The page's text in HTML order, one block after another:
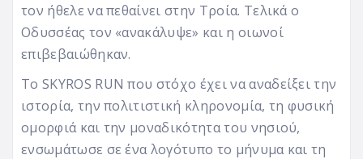
τον ήθελε να πεθαίνει στην Τροία. Τελικά ο
Οδυσσέας τον «ανακάλυψε» και η οιωνοί
επιβεβαιώθηκαν.
Το SKYROS RUN που στόχο έχει να αναδείξει την
ιστορία, την πολιτιστική κληρονομία, τη φυσική
ομορφιά και την μοναδικότητα του νησιού,
ενσωμάτωσε σε ένα λογότυπο το μήνυμα και τη